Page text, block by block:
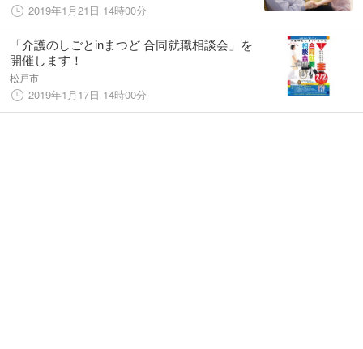
2019年1月21日 14時00分
「介護のしごとinまつど 合同就職相談会」を
開催します！
松戸市
2019年1月17日 14時00分